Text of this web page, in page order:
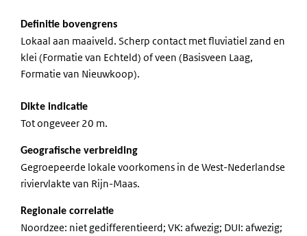
Definitie bovengrens
Lokaal aan maaiveld. Scherp contact met fluviatiel zand en
klei (Formatie van Echteld) of veen (Basisveen Laag,
Formatie van Nieuwkoop).
Dikte indicatie
Tot ongeveer 20 m.
Geografische verbreiding
Gegroepeerde lokale voorkomens in de West-Nederlandse
riviervlakte van Rijn-Maas.
Regionale correlatie
Noordzee: niet gedifferentieerd; VK: afwezig; DUI: afwezig;